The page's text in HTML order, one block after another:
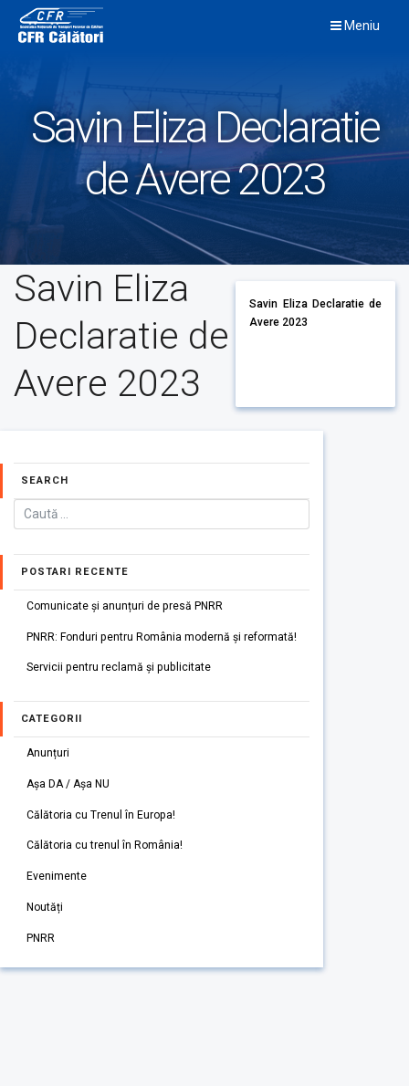
content
Meniu
Savin Eliza Declaratie
de Avere 2023
Savin Eliza
Declaratie de
Avere 2023
Savin Eliza Declaratie de
Avere 2023
SEARCH
POSTARI RECENTE
Comunicate și anunțuri de presă PNRR
PNRR: Fonduri pentru România modernă și reformată!
Servicii pentru reclamă și publicitate
CATEGORII
Anunțuri
Așa DA / Așa NU
Călătoria cu Trenul în Europa!
Călătoria cu trenul în România!
Evenimente
Noutăți
PNRR